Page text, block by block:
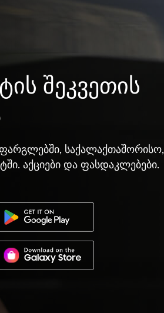
შეკვეთის
საქალაქთაშორისო,
აქციები და ფასდაკლებები.